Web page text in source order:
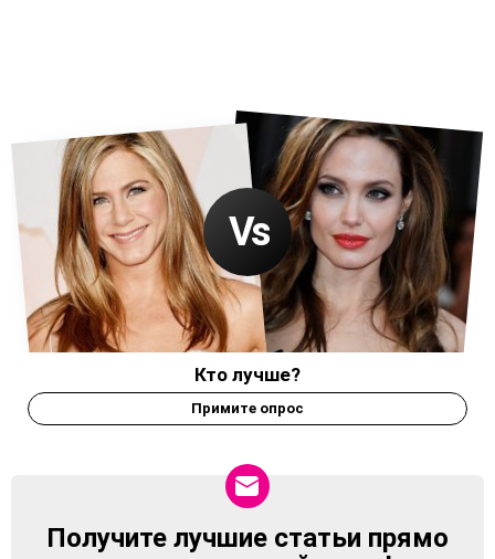
Кто лучше?
Примите опрос
NEWSLETTER
Получите лучшие статьи прямо